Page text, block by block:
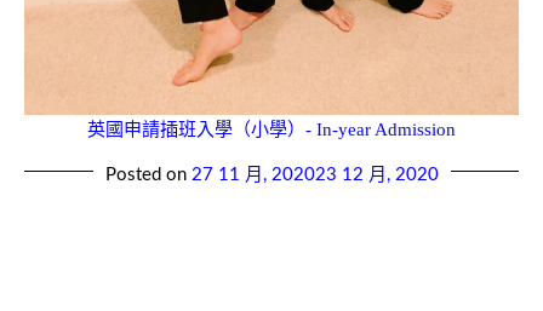
英國申請插班入學（小學）- In-year Admission
Posted on 27 11 月, 202023 12 月, 2020